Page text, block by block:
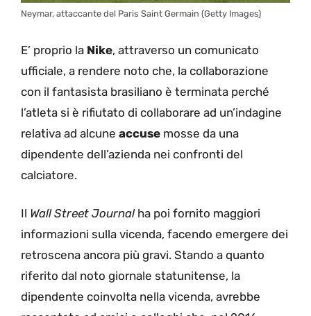
Neymar, attaccante del Paris Saint Germain (Getty Images)
E’ proprio la Nike, attraverso un comunicato
ufficiale, a rendere noto che, la collaborazione
con il fantasista brasiliano è terminata perché
l’atleta si è rifiutato di collaborare ad un’indagine
relativa ad alcune accuse mosse da una
dipendente dell’azienda nei confronti del
calciatore.
Il Wall Street Journalha poi fornito maggiori
informazioni sulla vicenda, facendo emergere dei
retroscena ancora più gravi. Stando a quanto
riferito dal noto giornale statunitense, la
dipendente coinvolta nella vicenda, avrebbe